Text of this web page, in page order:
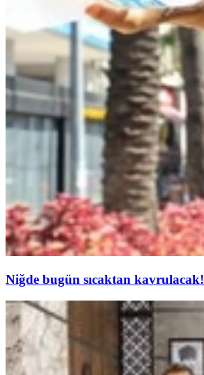
Niğde bugün sıcaktan kavrulacak!